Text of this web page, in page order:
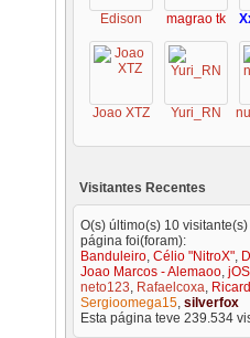
Edison magrao tk
Joao XTZ Yuri_RN
Visitantes Recentes
O(s) último(s) 10 visitante(s)
página foi(foram):
Banduleiro Célio "NitroX"
Joao Marcos - Alemaoo
neto123 Rafaelcoxa
Sergioomega15 silverfox
Esta página teve 239.534